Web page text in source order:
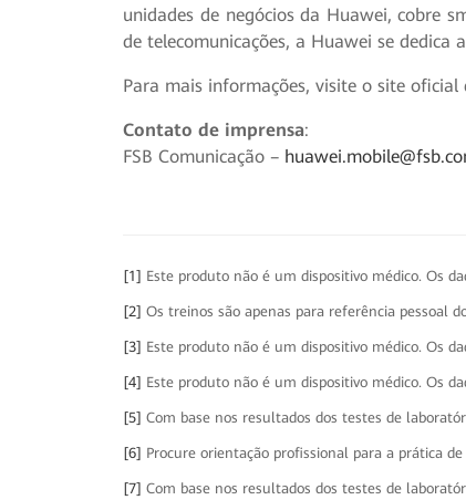
unidades de negócios da Huawei, cobre
de telecomunicações, a Huawei se dedica
Para mais informações, visite o site
Contato de imprensa:
FSB Comunicação –
[1] Este produto não é um dispositivo médico. Os
[2] Os treinos são apenas para referência pessoal
[3] Este produto não é um dispositivo médico. Os
[4] Este produto não é um dispositivo médico. Os
[5] Com base nos resultados dos testes de
[6] Procure orientação profissional para a prática de
[7] Com base nos resultados dos testes de